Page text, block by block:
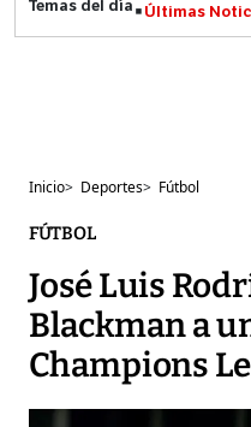
Últimas
Inicio> Deportes> Fútbol
FÚTBOL
José Luis
Blackman a
Champions